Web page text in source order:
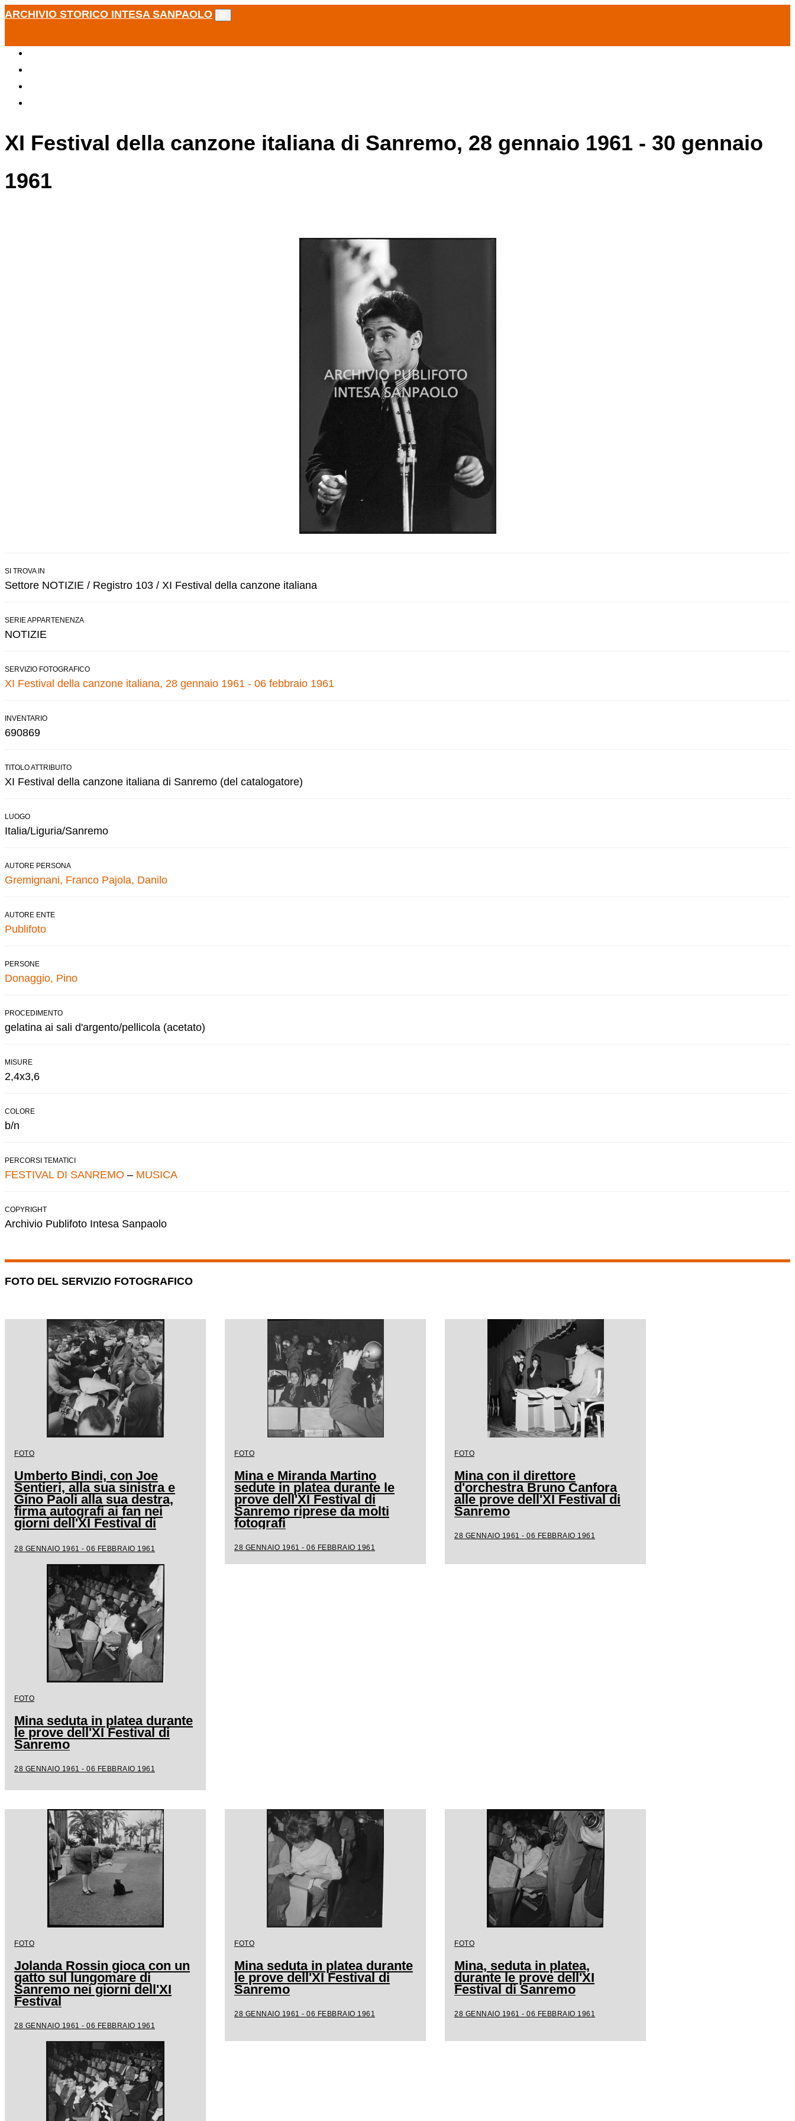
ARCHIVIO STORICO INTESA SANPAOLO
XI Festival della canzone italiana di Sanremo, 28 gennaio 1961 - 30 gennaio
1961
SI TROVA IN
Settore NOTIZIE / Registro 103 / XI Festival della canzone italiana
SERIE APPARTENENZA
NOTIZIE
SERVIZIO FOTOGRAFICO
XI Festival della canzone italiana, 28 gennaio 1961 - 06 febbraio 1961
INVENTARIO
690869
TITOLO ATTRIBUITO
XI Festival della canzone italiana di Sanremo (del catalogatore)
LUOGO
Italia/Liguria/Sanremo
AUTORE PERSONA
Gremignani, Franco Pajola, Danilo
AUTORE ENTE
Publifoto
PERSONE
Donaggio, Pino
PROCEDIMENTO
gelatina ai sali d'argento/pellicola (acetato)
MISURE
2,4x3,6
COLORE
b/n
PERCORSI TEMATICI
FESTIVAL DI SANREMO – MUSICA
COPYRIGHT
Archivio Publifoto Intesa Sanpaolo
FOTO DEL SERVIZIO FOTOGRAFICO
FOTO
Umberto Bindi, con Joe
Sentieri, alla sua sinistra e
Gino Paoli alla sua destra,
firma autografi ai fan nei
giorni dell'XI Festival di
Sanremo
28 GENNAIO 1961 - 06 FEBBRAIO 1961
FOTO
Mina e Miranda Martino
sedute in platea durante le
prove dell'XI Festival di
Sanremo riprese da molti
fotografi
28 GENNAIO 1961 - 06 FEBBRAIO 1961
FOTO
Mina con il direttore
d'orchestra Bruno Canfora
alle prove dell'XI Festival di
Sanremo
28 GENNAIO 1961 - 06 FEBBRAIO 1961
FOTO
Mina seduta in platea durante
le prove dell'XI Festival di
Sanremo
28 GENNAIO 1961 - 06 FEBBRAIO 1961
FOTO
Jolanda Rossin gioca con un
gatto sul lungomare di
Sanremo nei giorni dell'XI
Festival
28 GENNAIO 1961 - 06 FEBBRAIO 1961
FOTO
Mina seduta in platea durante
le prove dell'XI Festival di
Sanremo
28 GENNAIO 1961 - 06 FEBBRAIO 1961
FOTO
Mina, seduta in platea,
durante le prove dell'XI
Festival di Sanremo
28 GENNAIO 1961 - 06 FEBBRAIO 1961